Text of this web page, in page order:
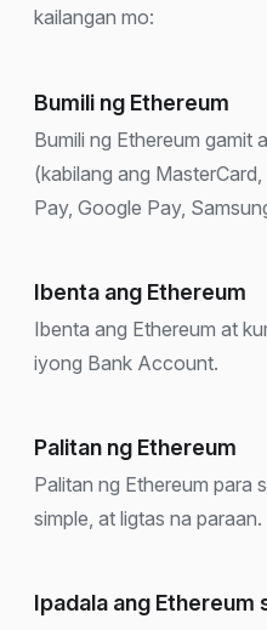
kailangan mo:
Bumili ng Ethereum
Bumili ng Ethereum gamit
(kabilang ang
Pay, Google Pay,
Ibenta ang Ethereum
Ibenta ang Ethereum at
iyong Bank Account.
Palitan ng Ethereum
Palitan ng Ethereum para
simple, at ligtas na paraan.
Ipadala ang